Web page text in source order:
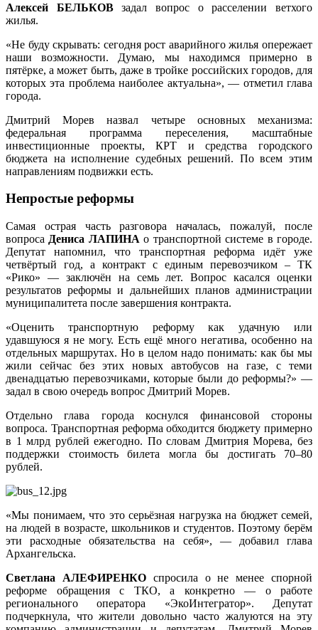
Алексей БЕЛЬКОВзадал вопрос о расселении ветхого
жилья.
«Не буду скрывать: сегодня рост аварийного жилья опережает
наши возможности. Думаю, мы находимся примерно в
пятёрке, а может быть, даже в тройке российских городов, для
которых эта проблема наиболее актуальна», — отметил глава
города.
Дмитрий Морев назвал четыре основных механизма:
федеральная программа переселения, масштабные
инвестиционные проекты, КРТ и средства городского
бюджета на исполнение судебных решений. По всем этим
направлениям подвижки есть.
Непростые реформы
Самая острая часть разговора началась, пожалуй, после
вопроса Дениса ЛАПИНА о транспортной системе в городе.
Депутат напомнил, что транспортная реформа идёт уже
четвёртый год, а контракт с единым перевозчиком – ТК
«Рико» — заключён на семь лет. Вопрос касался оценки
результатов реформы и дальнейших планов администрации
муниципалитета после завершения контракта.
«Оценить транспортную реформу как удачную или
удавшуюся я не могу. Есть ещё много негатива, особенно на
отдельных маршрутах. Но в целом надо понимать: как бы мы
жили сейчас без этих новых автобусов на газе, с теми
двенадцатью перевозчиками, которые были до реформы?» —
задал в свою очередь вопрос Дмитрий Морев.
Отдельно глава города коснулся финансовой стороны
вопроса. Транспортная реформа обходится бюджету примерно
в 1 млрд рублей ежегодно. По словам Дмитрия Морева, без
поддержки стоимость билета могла бы достигать 70–80
рублей.
«Мы понимаем, что это серьёзная нагрузка на бюджет семей,
на людей в возрасте, школьников и студентов. Поэтому берём
эти расходные обязательства на себя», — добавил глава
Архангельска.
Светлана АЛЕФИРЕНКОспросила о не менее спорной
реформе обращения с ТКО, а конкретно — о работе
регионального оператора «ЭкоИнтегратор». Депутат
подчеркнула, что жители довольно часто жалуются на эту